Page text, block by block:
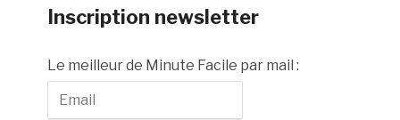
Inscription newsletter
Le meilleur de Minute Facile par mail :